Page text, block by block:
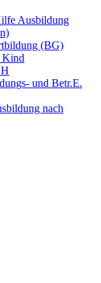
Ausbildung
(BG)
Kind
und Betr.E.
nach